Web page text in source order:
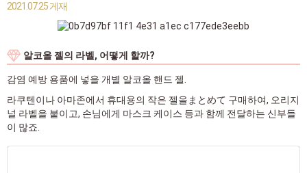
2021.07.25 게재
알코올 젤의 라벨, 어떻게 할까?
감염 예방 용품에 넣을 개별 알코올 핸드 젤.
라쿠텐이나 아마존에서 휴대용의 작은 젤을まとめて 구매하여, 오리지
널 라벨을 붙이고, 손님에게 마스크 케이스 등과 함께 전달하는 신부들
이 많죠.